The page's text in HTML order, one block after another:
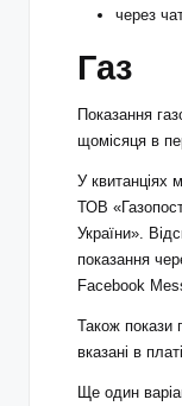
через
Газ
Показання
щомісяця в
У квитанціях
ТОВ
України».
показання
Facebook
Також покази
вказані в
Ще один